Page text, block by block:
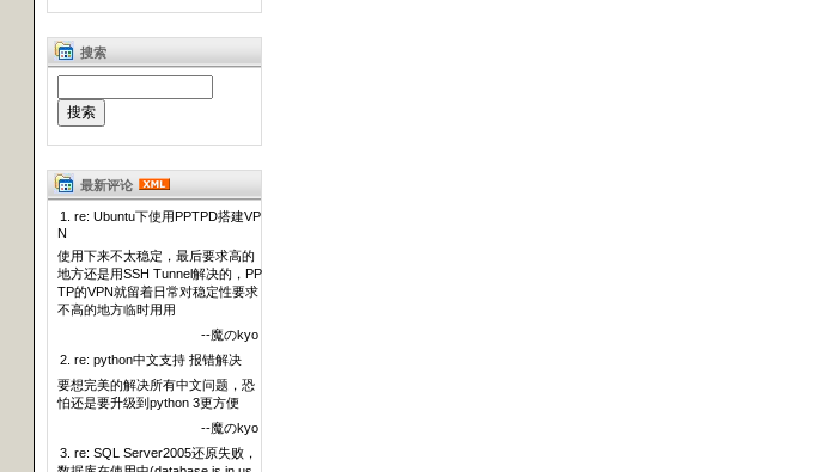
搜索
最新评论
1. re: Ubuntu下使用PPTPD搭建VP
N
使用下来不太稳定，最后要求高的
地方还是用SSH Tunnel解决的，PP
TP的VPN就留着日常对稳定性要求
不高的地方临时用用
--魔のkyo
2. re: python中文支持 报错解决
要想完美的解决所有中文问题，恐
怕还是要升级到python 3更方便
--魔のkyo
3. re: SQL Server2005还原失败，